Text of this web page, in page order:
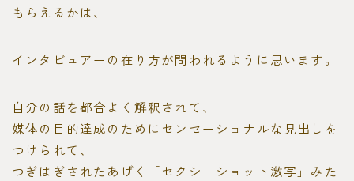
もらえるかは、
インタビュアーの在り方が問われるように思います。
自分の話を都合よく解釈されて、
媒体の目的達成のためにセンセーショナルな見出しを
つけられて、
つぎはぎされたあげく「セクシーショット激写」みた